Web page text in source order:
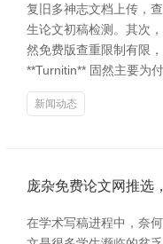
复旧多神志文档上传，
生论文初稿检测。其次
然免费版查重限制有限
**Turnitin** 固然主要为付
新闻动态
庞杂免费论文网推选
在学术写稿进程中，奈